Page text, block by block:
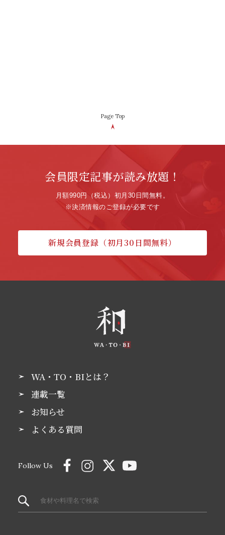
Page Top
会員限定記事が読み放題！
月額990円（税込）初月30日間無料。
※決済情報のご登録が必要です
新規会員登録（初月30日間無料）
WA・TO・BIとは？
連載一覧
お知らせ
よくある質問
Follow Us